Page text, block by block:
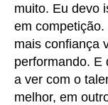
muito. Eu devo
em
mais confiança
performando. E
a ver com o
melhor, em